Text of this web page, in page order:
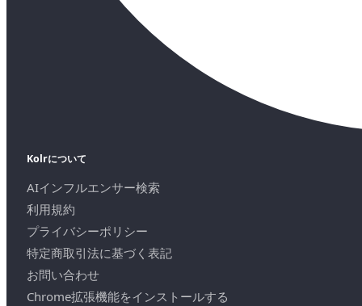
Kolrについて
AIインフルエンサー検索
利用規約
プライバシーポリシー
特定商取引法に基づく表記
お問い合わせ
Chrome拡張機能をインストールする